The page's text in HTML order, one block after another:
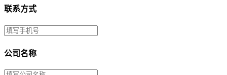
联系方式
公司名称